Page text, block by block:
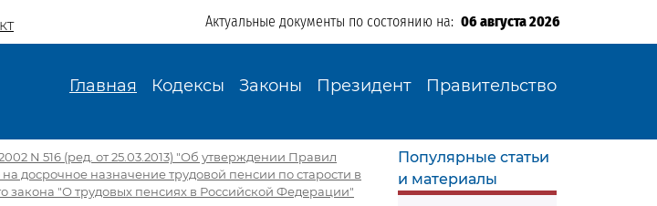
Актуальные документы по состоянию на: 06 августа 2026
Главная Кодексы Законы Президент Правительство
N 516 (ред. от 25.03.2013) "Об утверждении Правил
досрочное назначение трудовой пенсии по старости в
закона "О трудовых пенсиях в Российской Федерации"
Популярные статьи
и материалы